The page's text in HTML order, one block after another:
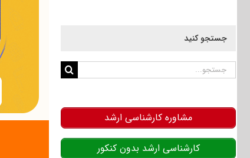
جستجو کنید
جستجو
مشاوره کارشناسی ارشد
کارشناسی ارشد بدون کنکور